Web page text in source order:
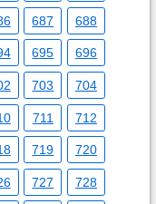
687 688
695 696
703 704
711 712
719 720
727 728